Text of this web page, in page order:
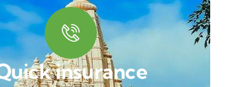
insurance